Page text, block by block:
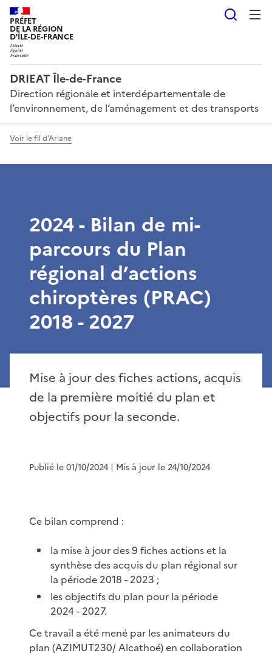
PRÉFET
DE LA RÉGION
D'ÎLE-DE-FRANCE
DRIEAT Île-de-France
Direction régionale et interdépartementale de
l’environnement, de l’aménagement et des transports
Voir le fil d'Ariane
2024 - Bilan de mi-
parcours du Plan
régional d’actions
chiroptères (PRAC)
2018 - 2027
Mise à jour des fiches actions, acquis
de la première moitié du plan et
objectifs pour la seconde.
Publié le 01/10/2024 | Mis à jour le 24/10/2024
Ce bilan comprend :
la mise à jour des 9 fiches actions et la
synthèse des acquis du plan régional sur
la période 2018 - 2023 ;
les objectifs du plan pour la période
2024 - 2027.
Ce travail a été mené par les animateurs du
plan (AZIMUT230/ Alcathoé) en collaboration